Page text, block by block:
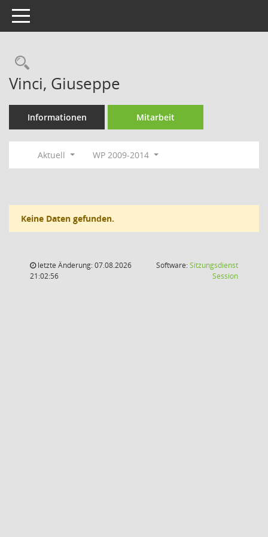
Toggle navigation
Rechercheauswahl
Vinci, Giuseppe
Informationen Mitarbeit
Aktuell WP 2009-2014
Keine Daten gefunden.
letzte Änderung: 07.08.2026
21:02:56
Software:Sitzungsdienst
Session(Wird in